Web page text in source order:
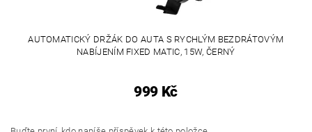
AUTOMATICKÝ DRŽÁK DO AUTA S RYCHLÝM BEZDRÁTOVÝM
NABÍJENÍM FIXED MATIC, 15W, ČERNÝ
999 Kč